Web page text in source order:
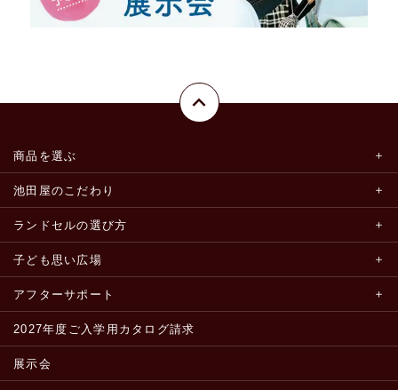
商品を選ぶ
池田屋のこだわり
ランドセルの選び方
子ども思い広場
アフターサポート
2027年度ご入学用カタログ請求
展示会